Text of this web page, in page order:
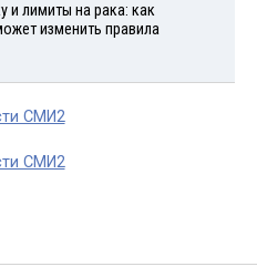
и лимиты на рака: как
изменить правила
СМИ2
СМИ2